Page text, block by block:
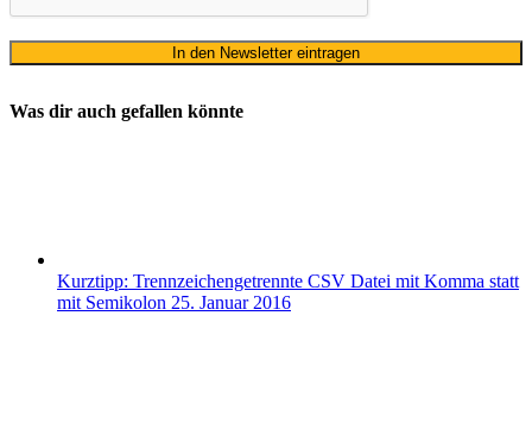
Was dir auch gefallen könnte
Kurztipp: Trennzeichengetrennte CSV Datei mit Komma statt
mit Semikolon 25. Januar 2016